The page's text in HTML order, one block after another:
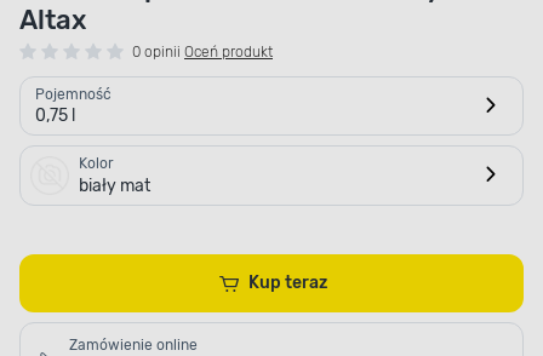
Altax
0 opinii Oceń produkt
Pojemność
0,75 l
Kolor
biały mat
Kup teraz
Zamówienie online